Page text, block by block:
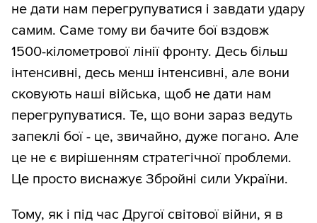
не дати нам перегрупуватися і завдати удару
самим. Саме тому ви бачите бої вздовж
1500-кілометрової лінії фронту. Десь більш
інтенсивні, десь менш інтенсивні, але вони
сковують наші війська, щоб не дати нам
перегрупуватися. Те, що вони зараз ведуть
запеклі бої - це, звичайно, дуже погано. Але
це не є вирішенням стратегічної проблеми.
Це просто виснажує Збройні сили України.
Тому, як і під час Другої світової війни, я в